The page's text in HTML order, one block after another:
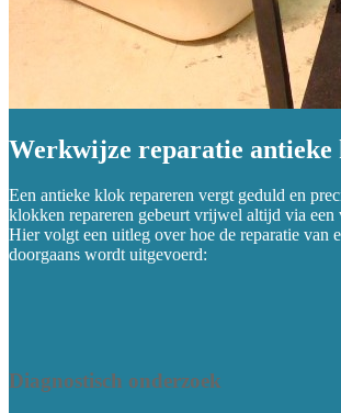
Werkwijze reparatie antieke
Een antieke klok repareren vergt geduld en
klokken repareren gebeurt vrijwel altijd via een
Hier volgt een uitleg over hoe de reparatie van
doorgaans wordt uitgevoerd:
Diagnostisch onderzoek